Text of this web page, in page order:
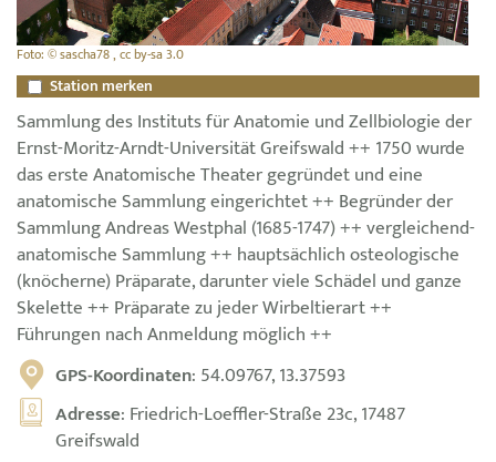
Foto: © sascha78 , cc by-sa 3.0
Station merken
Sammlung des Instituts für Anatomie und Zellbiologie der
Ernst-Moritz-Arndt-Universität Greifswald ++ 1750 wurde
das erste Anatomische Theater gegründet und eine
anatomische Sammlung eingerichtet ++ Begründer der
Sammlung Andreas Westphal (1685-1747) ++ vergleichend-
anatomische Sammlung ++ hauptsächlich osteologische
(knöcherne) Präparate, darunter viele Schädel und ganze
Skelette ++ Präparate zu jeder Wirbeltierart ++
Führungen nach Anmeldung möglich ++
GPS-Koordinaten: 54.09767, 13.37593
Adresse: Friedrich-Loeffler-Straße 23c, 17487
Greifswald